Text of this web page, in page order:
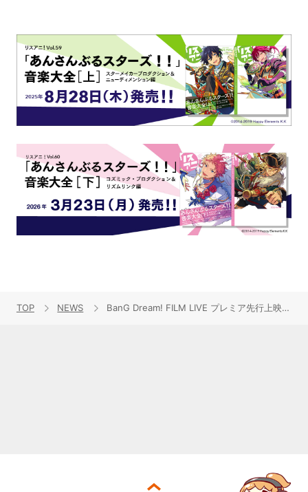
TOP NEWS BanG Dream! FILM LIVE プレミア先行上映イベント＆ライブ・ビューイング開催決定！